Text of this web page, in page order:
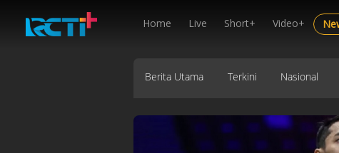
Home Live Short+ Video+
Berita Utama Terkini Nasional